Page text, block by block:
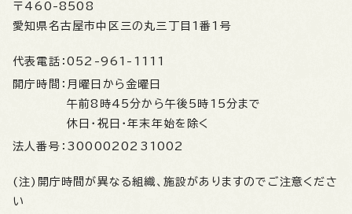
〒460-8508
愛知県名古屋市中区三の丸三丁目1番1号
代表電話： 052-961-1111
開庁時間： 月曜日から金曜日
午前8時45分から午後5時15分まで
休日・祝日・年末年始を除く
法人番号： 3000020231002
(注)開庁時間が異なる組織、施設がありますのでご注意くださ
い